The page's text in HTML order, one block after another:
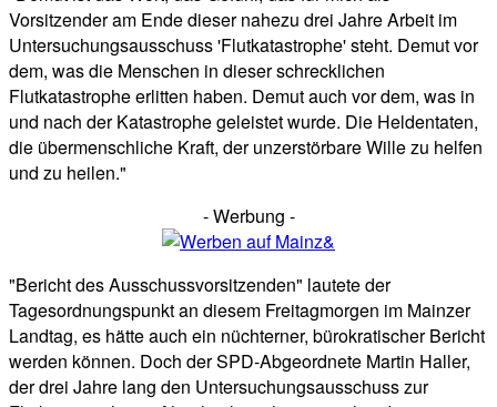
Vorsitzender am Ende dieser nahezu drei Jahre Arbeit im
Untersuchungsausschuss 'Flutkatastrophe' steht. Demut vor
dem, was die Menschen in dieser schrecklichen
Flutkatastrophe erlitten haben. Demut auch vor dem, was in
und nach der Katastrophe geleistet wurde. Die Heldentaten,
die übermenschliche Kraft, der unzerstörbare Wille zu helfen
und zu heilen."
- Werbung -
"Bericht des Ausschussvorsitzenden" lautete der
Tagesordnungspunkt an diesem Freitagmorgen im Mainzer
Landtag, es hätte auch ein nüchterner, bürokratischer Bericht
werden können. Doch der SPD-Abgeordnete Martin Haller,
der drei Jahre lang den Untersuchungsausschuss zur